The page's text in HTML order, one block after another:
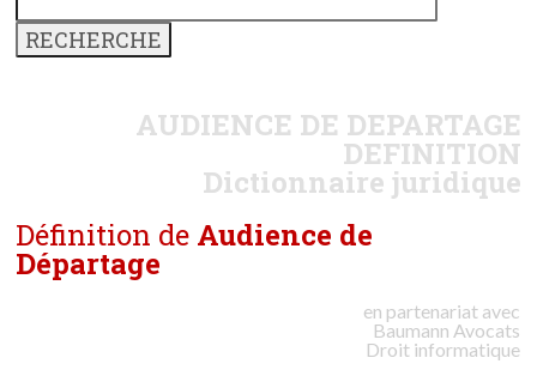
AUDIENCE DE DEPARTAGE
DEFINITION
Dictionnaire juridique
Définition de Audience de
Départage
en partenariat avec
Baumann Avocats
Droit informatique